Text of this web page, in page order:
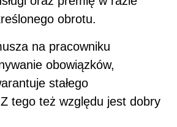
obrotu.
na pracowniku
obowiązków,
stałego
tego też względu jest dobry